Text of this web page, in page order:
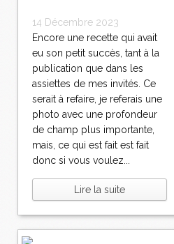
14 Décembre 2023
Encore une recette qui avait
eu son petit succès, tant à la
publication que dans les
assiettes de mes invités. Ce
serait à refaire, je referais une
photo avec une profondeur
de champ plus importante,
mais, ce qui est fait est fait
donc si vous voulez...
Lire la suite